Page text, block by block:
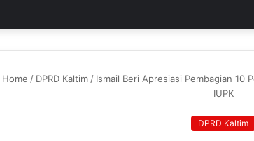
Home / DPRD Kaltim / Ismail Beri Apresiasi Pembagian 10
IUPK
DPRD Kaltim